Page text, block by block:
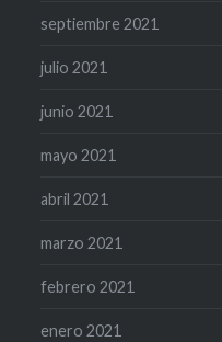
septiembre 2021
julio 2021
junio 2021
mayo 2021
abril 2021
marzo 2021
febrero 2021
enero 2021